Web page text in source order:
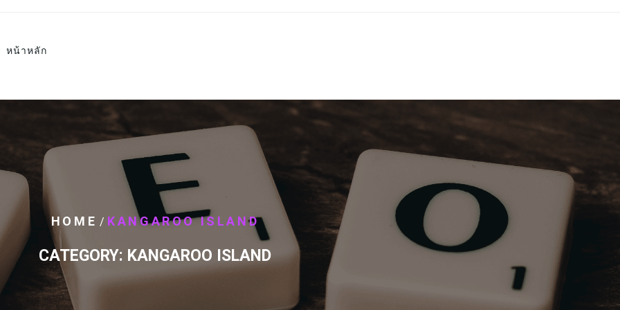
หน้าหลัก
HOME / KANGAROO ISLAND
CATEGORY: KANGAROO ISLAND